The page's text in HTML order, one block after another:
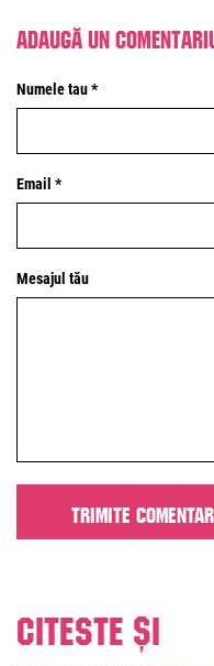
Adaugă un comentariu
Numele tau *
Email *
Mesajul tău
Citeste și